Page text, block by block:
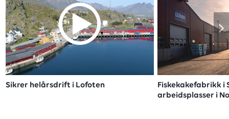
Sikrer helårsdrift i Lofoten
Fiskekakefabrikk i
arbeidsplasser i